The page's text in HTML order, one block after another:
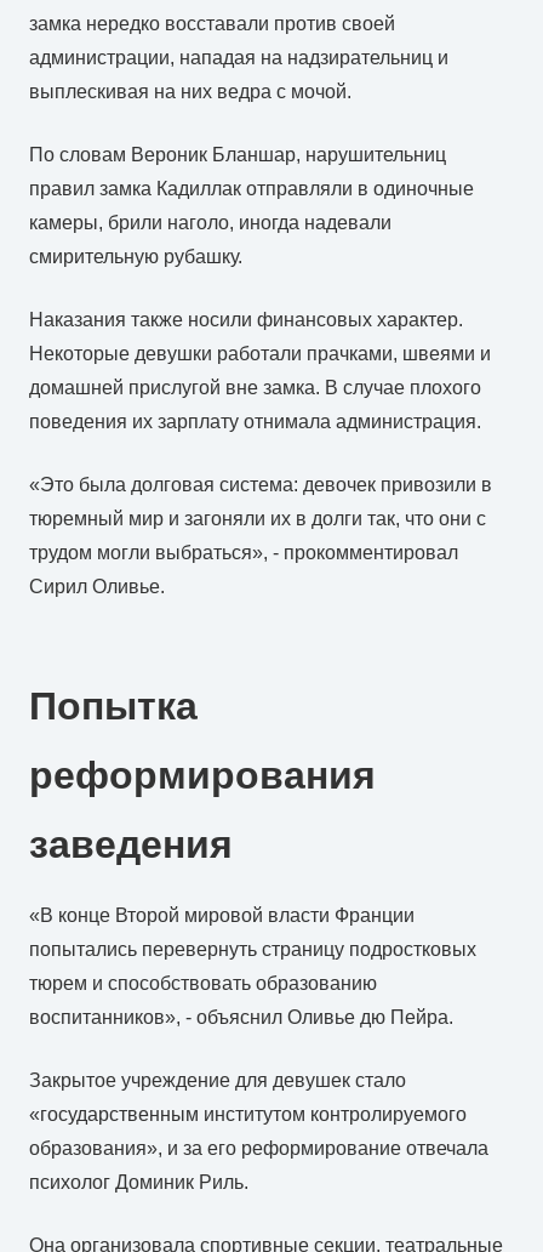
замка нередко восставали против своей
администрации, нападая на надзирательниц и
выплескивая на них ведра с мочой.
По словам Вероник Бланшар, нарушительниц
правил замка Кадиллак отправляли в одиночные
камеры, брили наголо, иногда надевали
смирительную рубашку.
Наказания также носили финансовых характер.
Некоторые девушки работали прачками, швеями и
домашней прислугой вне замка. В случае плохого
поведения их зарплату отнимала администрация.
«Это была долговая система: девочек привозили в
тюремный мир и загоняли их в долги так, что они с
трудом могли выбраться», - прокомментировал
Сирил Оливье.
Попытка
реформирования
заведения
«В конце Второй мировой власти Франции
попытались перевернуть страницу подростковых
тюрем и способствовать образованию
воспитанников», - объяснил Оливье дю Пейра.
Закрытое учреждение для девушек стало
«государственным институтом контролируемого
образования», и за его реформирование отвечала
психолог Доминик Риль.
Она организовала спортивные секции, театральные